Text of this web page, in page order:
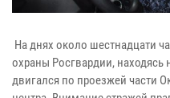
На днях около шестнадцати
охраны Росгвардии, находясь
двигался по проезжей части